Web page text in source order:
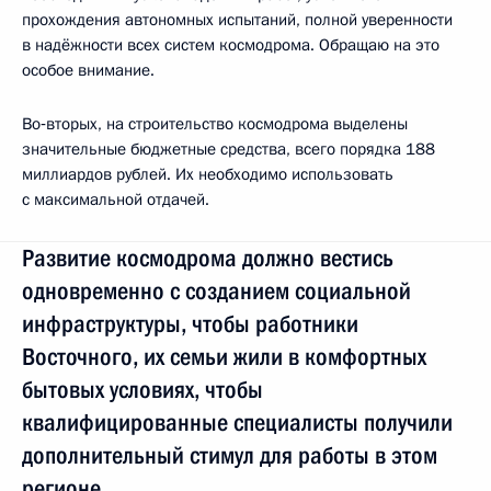
прохождения автономных испытаний, полной уверенности
в надёжности всех систем космодрома. Обращаю на это
особое внимание.
Во‑вторых, на строительство космодрома выделены
значительные бюджетные средства, всего порядка 188
миллиардов рублей. Их необходимо использовать
с максимальной отдачей.
Развитие космодрома должно вестись
одновременно с созданием социальной
инфраструктуры, чтобы работники
Восточного, их семьи жили в комфортных
бытовых условиях, чтобы
квалифицированные специалисты получили
дополнительный стимул для работы в этом